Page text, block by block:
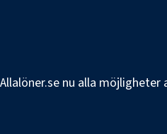
nu alla